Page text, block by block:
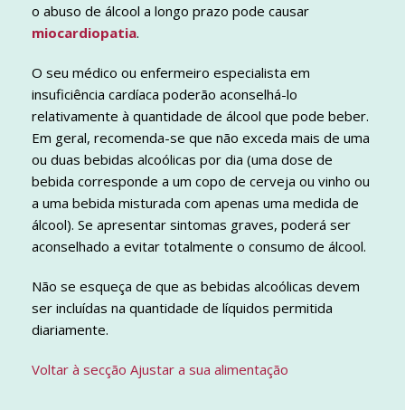
o abuso de álcool a longo prazo pode causar
miocardiopatia.
O seu médico ou enfermeiro especialista em
insuficiência cardíaca poderão aconselhá-lo
relativamente à quantidade de álcool que pode beber.
Em geral, recomenda-se que não exceda mais de uma
ou duas bebidas alcoólicas por dia (uma dose de
bebida corresponde a um copo de cerveja ou vinho ou
a uma bebida misturada com apenas uma medida de
álcool). Se apresentar sintomas graves, poderá ser
aconselhado a evitar totalmente o consumo de álcool.
Não se esqueça de que as bebidas alcoólicas devem
ser incluídas na quantidade de líquidos permitida
diariamente.
Voltar à secção Ajustar a sua alimentação